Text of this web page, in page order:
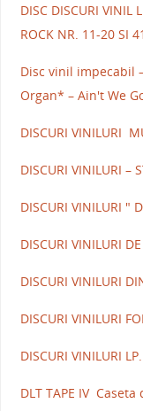
DISC DISCURI VINIL
ROCK NR. 11-20 SI
Disc vinil impecabil
Organ* – Ain't We
DISCURI VINILURI
DISCURI VINILURI –
DISCURI VINILURI "
DISCURI VINILURI
DISCURI VINILURI
DISCURI VINILURI
DISCURI VINILURI
DLT TAPE IV